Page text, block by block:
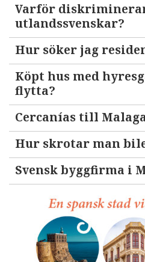
Varför diskriminerar
utlandssvenskar?
Hur söker jag
Köpt hus med
flytta?
Cercanías till
Hur skrotar man
Svensk byggfirma i